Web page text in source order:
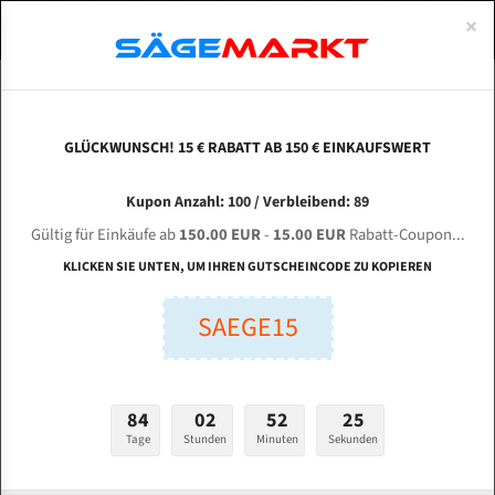
MULTICUT Machine Tools BDC - 300 A für 4100
mm Bi-Metall Bandsägeblätter
Länge (mm):
Stärken + Zahnteilung:
mm
ABOUTS
ENGLISH
Bi-Metall Meterware
Fleischerei Bandsägeblätter
Bandmesser Glatt Meterware
Konvex Meterware
×
GLÜCKWUNSCH! 15 € RABATT AB 150 € EINKAUFSWERT
Kupon Anzahl: 100 / Verbleibend: 89
Gültig für Einkäufe ab150.00 EUR- 15.00 EURRabatt-Coupon...
KLICKEN SIE UNTEN, UM IHREN GUTSCHEINCODE ZU KOPIEREN
SAEGE15
84
Tage
02
Stunden
52
Minuten
24
Sekunden